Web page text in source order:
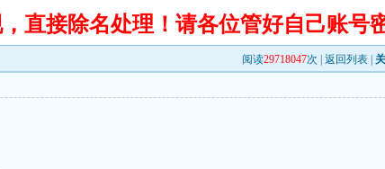
直接除名处理！请各位管好自己账号
阅读29718047次 |返回列表